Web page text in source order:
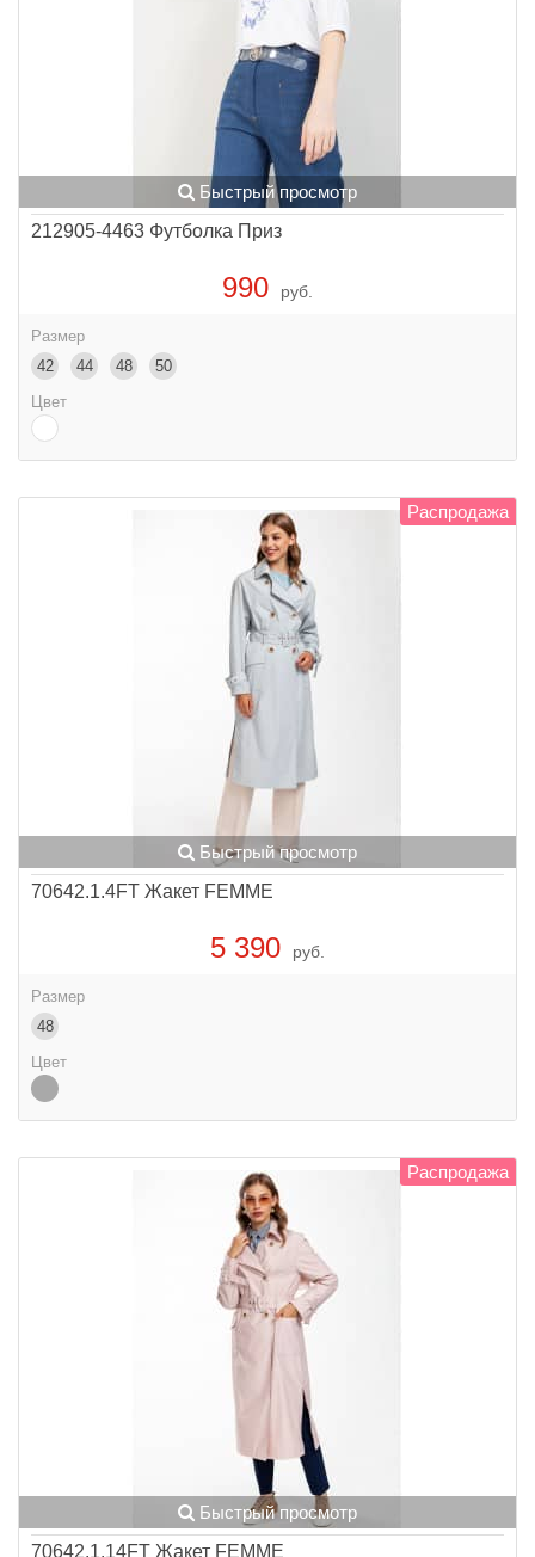
Быстрый просмотр
212905-4463 Футболка Приз
990 руб.
Размер
42
44 48
50
Цвет
Распродажа
Быстрый просмотр
70642.1.4FT Жакет FEMME
5 390 руб.
Размер
48
Цвет
Распродажа
Быстрый просмотр
70642.1.14FT Жакет FEMME